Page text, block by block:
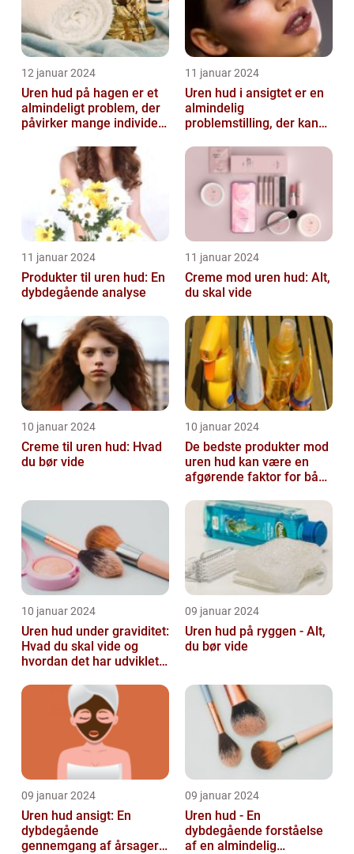
12 januar 2024
Uren hud på hagen er et
almindeligt problem, der
påvirker mange individer,
interesse...
11 januar 2024
Uren hud i ansigtet er en
almindelig
problemstilling, der kan
og voksne
11 januar 2024
Produkter til uren hud: En
dybdegående analyse
11 januar 2024
Creme mod uren hud: Alt,
du skal vide
10 januar 2024
Creme til uren hud: Hvad
du bør vide
10 januar 2024
De bedste produkter mod
uren hud kan være en
afgørende faktor for både
lide...
10 januar 2024
Uren hud under graviditet:
Hvad du skal vide og
hvordan det har udviklet
09 januar 2024
Uren hud på ryggen - Alt,
du bør vide
09 januar 2024
Uren hud ansigt: En
dybdegående
gennemgang af årsager
09 januar 2024
Uren hud - En
dybdegående forståelse
af en almindelig